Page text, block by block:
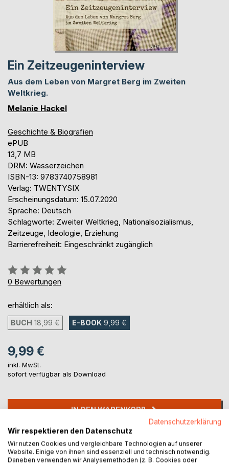
Ein Zeitzeugeninterview
Aus dem Leben von Margret Berg im Zweiten
Weltkrieg.
Melanie Hackel
Geschichte & Biografien
ePUB
13,7 MB
DRM: Wasserzeichen
ISBN-13: 9783740758981
Verlag: TWENTYSIX
Erscheinungsdatum: 15.07.2020
Sprache: Deutsch
Schlagworte: Zweiter Weltkrieg, Nationalsozialismus,
Zeitzeuge, Ideologie, Erziehung
Barrierefreiheit: Eingeschränkt zugänglich
Bewertung::
0%
0 Bewertungen
erhältlich als:
BUCH 18,99 € E-BOOK 9,99 €
9,99 €
inkl. MwSt.
sofort verfügbar als Download
IN DEN WARENKORB
Auf die Merkliste
Titel bewerten
Datenschutzerklärung
Wir respektieren den Datenschutz
Wir nutzen Cookies und vergleichbare Technologien auf unserer
Website. Einige von ihnen sind essenziell und technisch notwendig.
Daneben verwenden wir Analysemethoden (z. B. Cookies oder